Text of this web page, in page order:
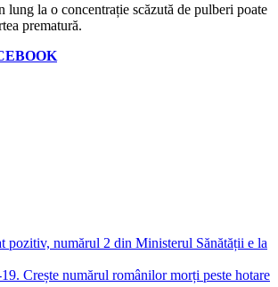
lung la o concentrație scăzută de pulberi poate
prematură.
pozitiv, numărul 2 din Ministerul Sănătății e la
Crește numărul românilor morți peste hotare